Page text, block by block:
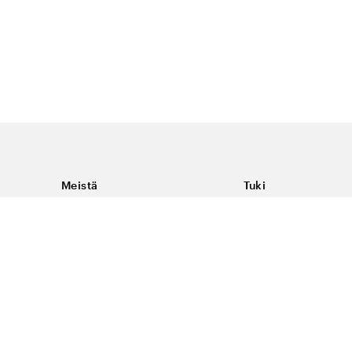
Meistä Tuki